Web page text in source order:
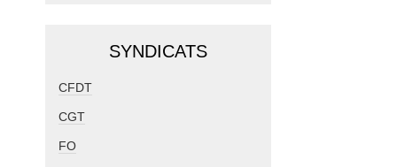
SYNDICATS
CFDT
CGT
FO